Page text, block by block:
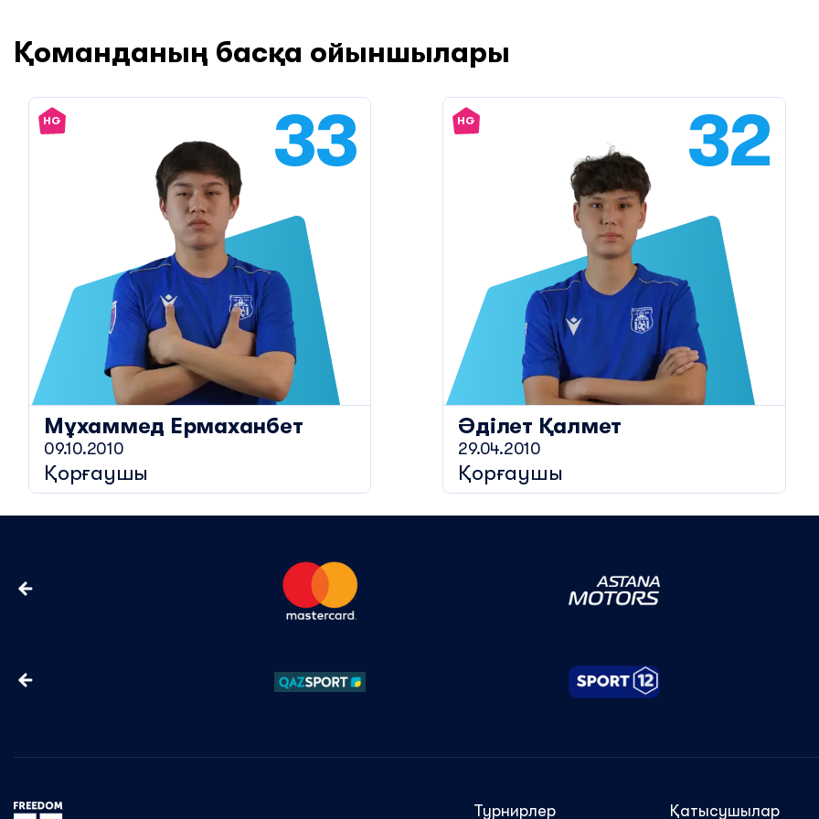
Қоманданың басқа ойыншылары
HG 33
Мұхаммед Ермаханбет
09.10.2010
Қорғаушы
HG 32
Әділет Қалмет
29.04.2010
Қорғаушы
Турнирлер Қатысушылар